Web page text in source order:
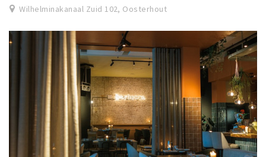
Wilhelminakanaal Zuid 102, Oosterhout